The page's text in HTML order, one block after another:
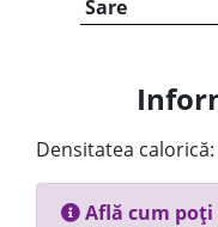
Sare
Densitatea calorică:
Află cum poți